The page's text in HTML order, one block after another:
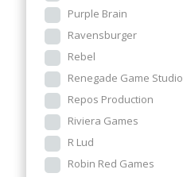
Purple Brain
Ravensburger
Rebel
Renegade Game Studio
Repos Production
Riviera Games
R Lud
Robin Red Games